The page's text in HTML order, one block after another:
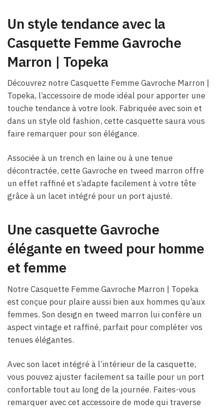
Un style tendance avec la
Casquette Femme Gavroche
Marron​ | Topeka
Découvrez notre Casquette Femme Gavroche Marron​ |
Topeka, l’accessoire de mode idéal pour apporter une
touche tendance à votre look. Fabriquée avec soin et
dans un style old fashion, cette casquette saura vous
faire remarquer pour son élégance.
Associée à un trench en laine ou à une tenue
décontractée, cette Gavroche en tweed marron offre
un effet raffiné et s’adapte facilement à votre tête
grâce à un lacet intégré pour un port ajusté.
Une casquette Gavroche
élégante en tweed pour homme
et femme
Notre Casquette Femme Gavroche Marron​ | Topeka
est conçue pour plaire aussi bien aux hommes qu’aux
femmes. Son design en tweed marron lui confère un
aspect vintage et raffiné, parfait pour compléter vos
tenues élégantes.
Avec son lacet intégré à l’intérieur de la casquette,
vous pouvez ajuster facilement sa taille pour un port
confortable tout au long de la journée. Faites-vous
remarquer avec cet accessoire de mode qui traverse